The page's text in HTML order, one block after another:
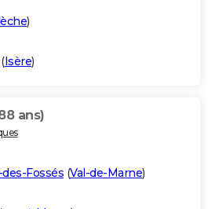
)
(Isère)
ans)
Fossés (Val-de-Marne)